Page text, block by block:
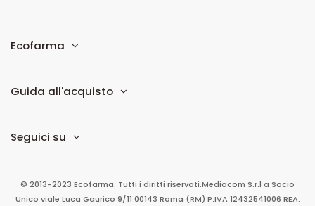
Ecofarma
Guida all'acquisto
Seguici su
© 2013-2023 Ecofarma. Tutti i diritti riservati.Mediacom S.r.l a Socio
Unico viale Luca Gaurico 9/11 00143 Roma (RM) P.IVA 12432541006 REA: